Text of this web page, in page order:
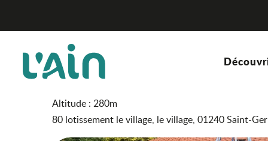
principal
Chambres d'hôtes La
CHAMBRE D'HÔTES
Altitude : 280m
80 lotissement le village, le village, 01240 Saint-